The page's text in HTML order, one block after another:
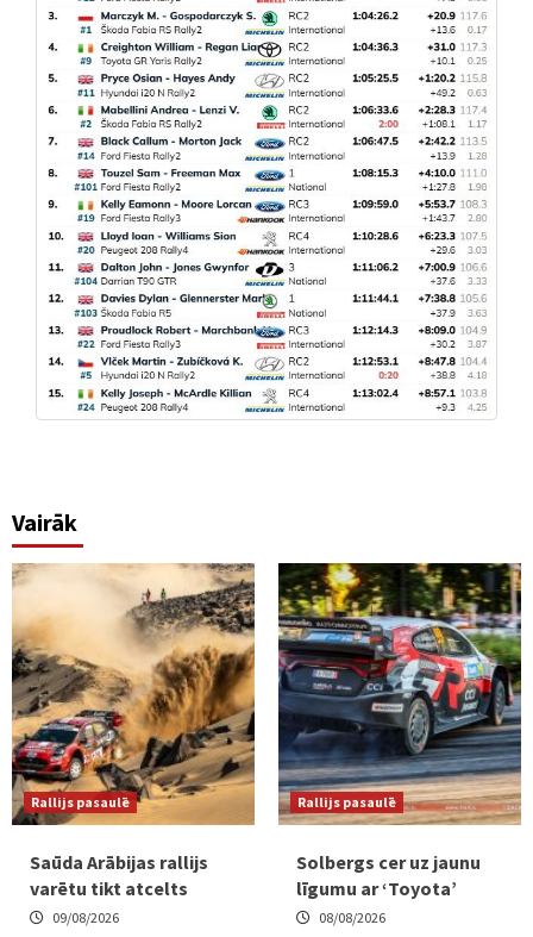
Vairāk
Rallijs pasaulē
Saūda Arābijas rallijs
varētu tikt atcelts
09/08/2026
Rallijs pasaulē
Solbergs cer uz jaunu
līgumu ar ‘Toyota’
08/08/2026